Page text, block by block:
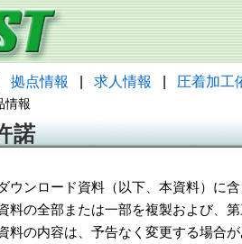
拠点情報 求人情報 圧着加工
情報
諾
ウンロード資料（以下、本資料）に
料の全部または一部を複製および、
料の内容は、予告なく変更する場合